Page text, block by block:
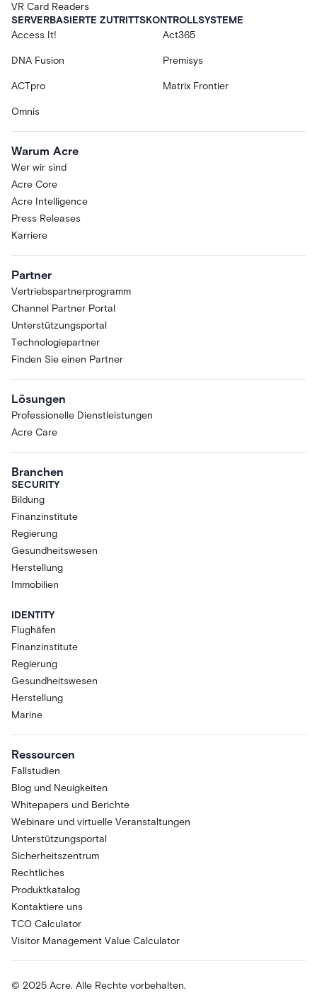
VR Card Readers
SERVERBASIERTE ZUTRITTSKONTROLLSYSTEME
Access It!
Act365
DNA Fusion Premisys
ACTpro Matrix Frontier
Omnis
Warum Acre
Wer wir sind
Acre Core
Acre Intelligence
Press Releases
Karriere
Partner
Vertriebspartnerprogramm
Channel Partner Portal
Unterstützungsportal
Technologiepartner
Finden Sie einen Partner
Lösungen
Professionelle Dienstleistungen
Acre Care
Branchen
SECURITY
Bildung
Finanzinstitute
Regierung
Gesundheitswesen
Herstellung
Immobilien
IDENTITY
Flughäfen
Finanzinstitute
Regierung
Gesundheitswesen
Herstellung
Marine
Ressourcen
Fallstudien
Blog und Neuigkeiten
Whitepapers und Berichte
Webinare und virtuelle Veranstaltungen
Unterstützungsportal
Sicherheitszentrum
Rechtliches
Produktkatalog
Kontaktiere uns
TCO Calculator
Visitor Management Value Calculator
© 2025 Acre. Alle Rechte vorbehalten.